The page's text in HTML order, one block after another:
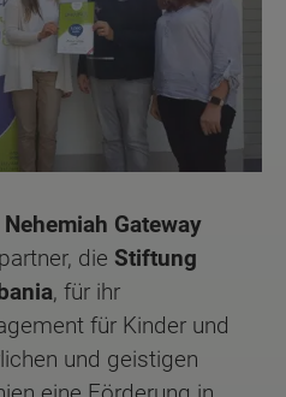
Nehemiah Gateway
die Stiftung
, für ihr
für Kinder und
und geistigen